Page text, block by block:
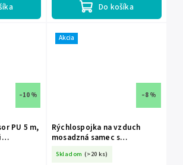
Do košíka
–10 %
PU 5 m,
Akcia
–8 %
Rýchlospojka na vzduch
mosadzná samec s
A535310
Skladom (>20 ks)